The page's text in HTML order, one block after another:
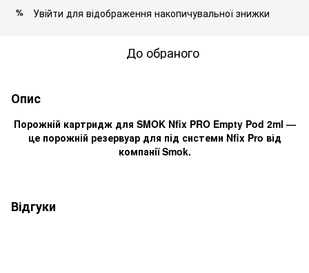
% Увійти для відображення накопичувальної знижки
До обраного
Опис
Порожній картридж для SMOK Nfix PRO Empty Pod 2ml —
це порожній резервуар для під системи Nfix Pro від
компанії Smok.
Відгуки